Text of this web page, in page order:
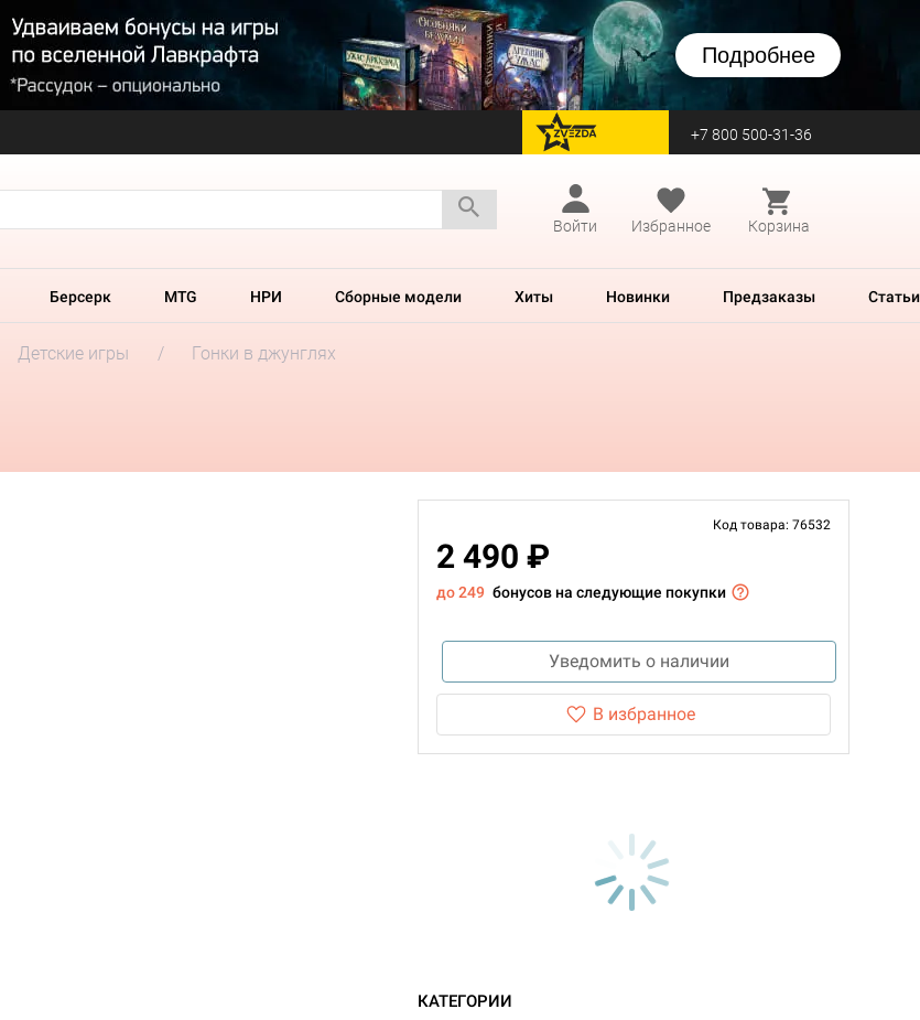
Подробнее
перейти на Zvezda +7 800 500-31-36
Войти
Избранное Корзина
Берсерк MTG НРИ Сборные модели Хиты Новинки Предзаказы Статьи
Детские игры Гонки в джунглях
Код товара: 76532
2 490 ₽
до 249 бонусов на следующие покупки
Уведомить о наличии
В избранное
КАТЕГОРИИ